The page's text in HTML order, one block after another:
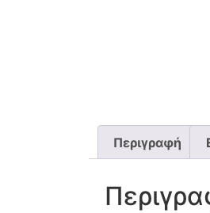
Περιγραφή